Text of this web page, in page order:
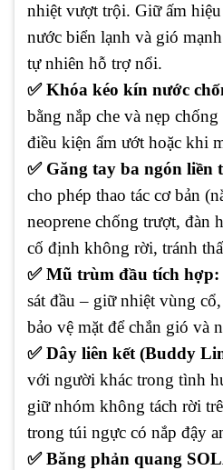
nhiệt vượt trội. Giữ ấm
nước biển lạnh và gió
tự nhiên hỗ trợ nổi.
✅ Khóa kéo kín nước
bằng nắp che và nẹp
điều kiện ẩm ướt hoặc khi
✅ Găng tay ba ngón liền
cho phép thao tác cơ bản
neoprene chống trượt, đàn
cố định không rời, tránh
✅ Mũ trùm đầu tích hợp:
sát đầu – giữ nhiệt vùng
bảo vệ mặt để chắn gió và
✅ Dây liên kết (Buddy
với người khác trong tình
giữ nhóm không tách rời
trong túi ngực có nắp đậy
✅ Băng phản quang